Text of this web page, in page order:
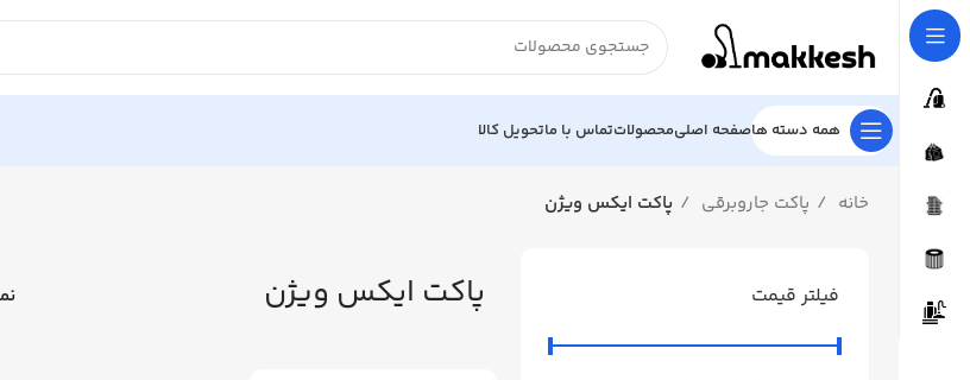
همه دسته هاصفحه اصلیمحصولاتتماس با ماتحویل کالا
خانه پاکت جاروبرقی پاکت ایکس ویژن
فیلتر قیمت پاکت ایکس ویژن